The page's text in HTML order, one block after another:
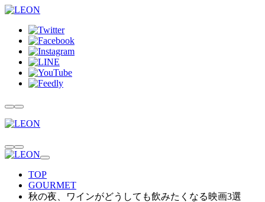
TOP
GOURMET
秋の夜、ワインがどうしても飲みたくなる映画3選